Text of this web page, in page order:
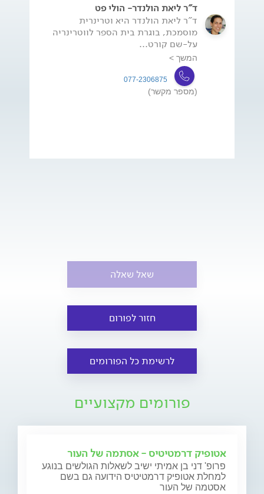
ד"ר ליאת הולנדר- הולי פט
ד"ר ליאת הולנדר היא וטרינרית
מוסמכת, בוגרת בית הספר לווטרינריה
על-שם קורט...
המשך >
077-2306875
(מספר מקשר)
שאל שאלה
חזור לפורום
לרשימת כל הפורומים
פורומים מקצועיים
אטופיק דרמטיטיס - אסתמה של העור
פרופ' דני בן אמיתי ישיב לשאלות הגולשים בנוגע
למחלת אטופיק דרמטיטיס הידועה גם בשם
אסטמה של העור